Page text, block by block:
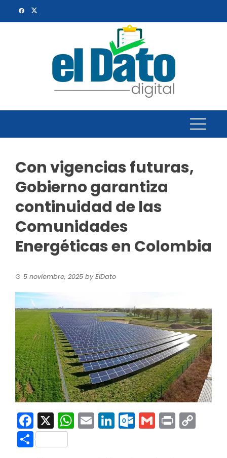
Con vigencias futuras,
Gobierno garantiza
continuidad de las
Comunidades
Energéticas en Colombia
5 noviembre, 2025 byElDato
Facebook
X WhatsApp
EmailLinkedInGmail
Print
Compartir